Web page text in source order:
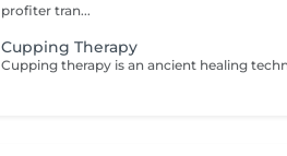
profiter tran...
Cupping Therapy